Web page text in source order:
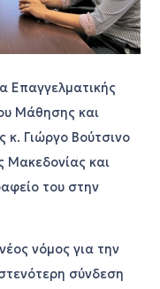
Επαγγελματικής
Μάθησης και
κ. Γιώργο Βούτσινο
Μακεδονίας και
του στην
νόμος για την
σύνδεση